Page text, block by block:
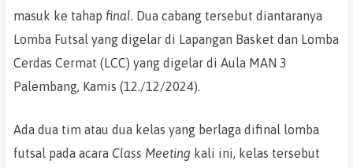
masuk ke tahap final. Dua cabang tersebut diantaranya
Lomba Futsal yang digelar di Lapangan Basket dan Lomba
Cerdas Cermat (LCC) yang digelar di Aula MAN 3
Palembang, Kamis (12./12/2024).
Ada dua tim atau dua kelas yang berlaga difinal lomba
futsal pada acara Class Meeting kali ini, kelas tersebut